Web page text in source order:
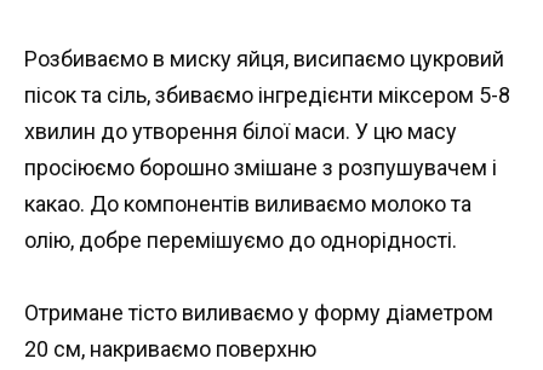
Розбиваємо в миску яйця, висипаємо цукровий
пісок та сіль, збиваємо інгредієнти міксером 5-8
хвилин до утворення білої маси. У цю масу
просіюємо борошно змішане з розпушувачем і
какао. До компонентів виливаємо молоко та
олію, добре перемішуємо до однорідності.
Отримане тісто виливаємо у форму діаметром
20 см, накриваємо поверхню